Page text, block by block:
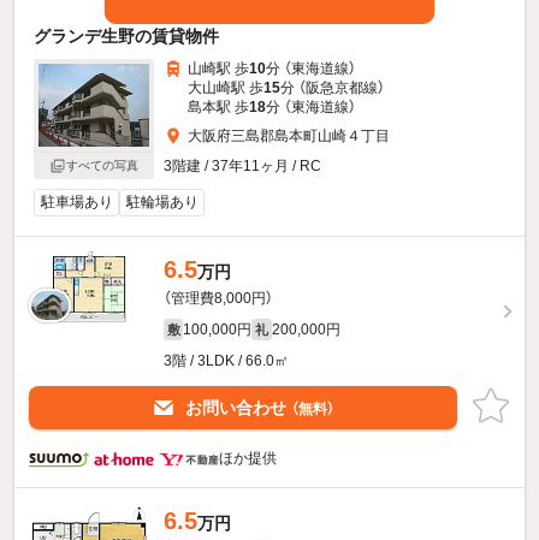
グランデ生野の賃貸物件
すべての写真
山崎駅 歩10分 （東海道線）
大山崎駅 歩15分 （阪急京都線）
島本駅 歩18分 （東海道線）
大阪府三島郡島本町山崎４丁目
3階建 / 37年11ヶ月 / RC
駐車場あり 駐輪場あり
6.5万円
（管理費8,000円）
敷 100,000円 礼 200,000円
3階 / 3LDK / 66.0㎡
お問い合わせ （無料）
ほか提供
6.5万円